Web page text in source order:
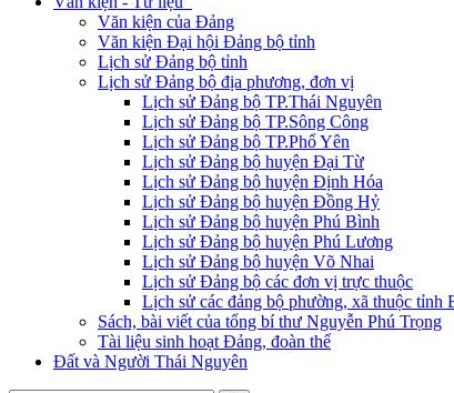
Văn kiện của Đảng
Văn kiện Đại hội Đảng bộ tỉnh
Lịch sử Đảng bộ tỉnh
Lịch sử Đảng bộ địa phương, đơn vị
Lịch sử Đảng bộ TP.Thái Nguyên
Lịch sử Đảng bộ TP.Sông Công
Lịch sử Đảng bộ TP.Phổ Yên
Lịch sử Đảng bộ huyện Đại Từ
Lịch sử Đảng bộ huyện Định Hóa
Lịch sử Đảng bộ huyện Đồng Hỷ
Lịch sử Đảng bộ huyện Phú Bình
Lịch sử Đảng bộ huyện Phú Lương
Lịch sử Đảng bộ huyện Võ Nhai
Lịch sử Đảng bộ các đơn vị trực thuộc
Lịch sử các đảng bộ phường, xã thuộc tỉnh
Sách, bài viết của tổng bí thư Nguyễn Phú Trọng
Tài liệu sinh hoạt Đảng, đoàn thể
Đất và Người Thái Nguyên